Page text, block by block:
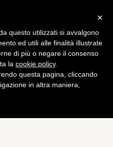
in
×
questo utilizzati si avvalgono
ed utili alle finalità illustrate
di più o negare il consenso
la cookie policy.
questa pagina, cliccando
in altra maniera,